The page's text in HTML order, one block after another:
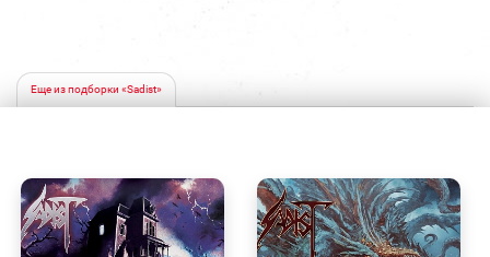
Еще из подборки «Sadist»